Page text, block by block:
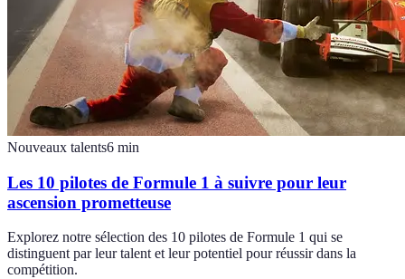
Nouveaux talents6 min
Les 10 pilotes de Formule 1 à suivre pour leur
ascension prometteuse
Explorez notre sélection des 10 pilotes de Formule 1 qui se
distinguent par leur talent et leur potentiel pour réussir dans la
compétition.